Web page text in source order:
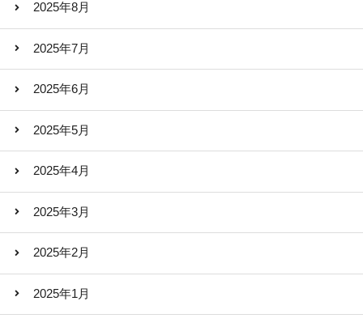
2025年8月
2025年7月
2025年6月
2025年5月
2025年4月
2025年3月
2025年2月
2025年1月